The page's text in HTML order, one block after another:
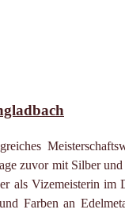
zuvor mit Silber
als Vizemeisterin
Farben an